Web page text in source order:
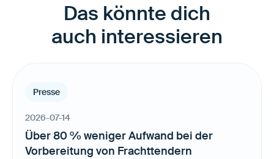
Das könnte dich
auch interessieren
Presse
2026-07-14
Über 80 % weniger Aufwand bei der
Vorbereitung von Frachttendern